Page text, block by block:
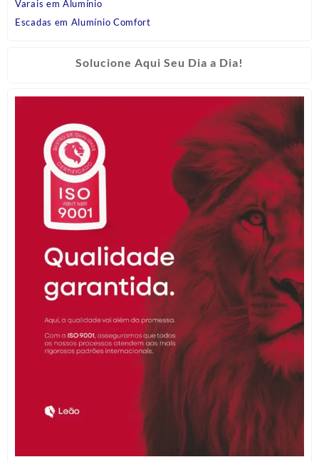
Varais em Alumínio
Escadas em Alumínio Comfort
Solucione Aqui Seu Dia a Dia!